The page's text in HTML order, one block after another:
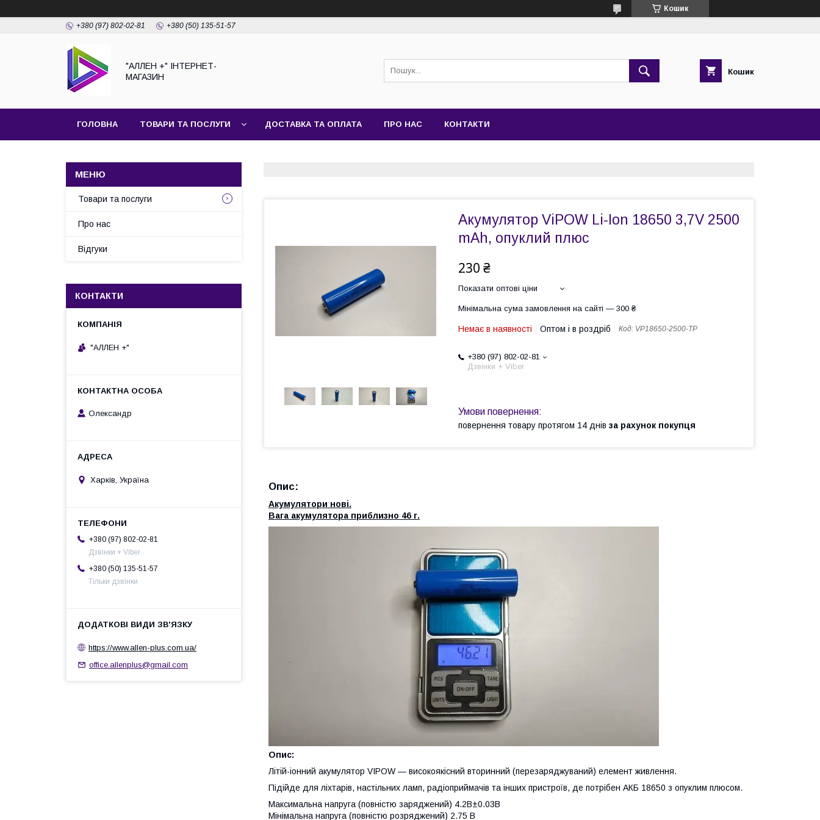
Кошик
+380 (97) 802-02-81 +380 (50) 135-51-57
"АЛЛЕН +" ІНТЕРНЕТ-
МАГАЗИН
Кошик
ГОЛОВНА ТОВАРИ ТА ПОСЛУГИ ДОСТАВКА ТА ОПЛАТА ПРО НАС КОНТАКТИ
Акумулятор ViPOW Li-Ion 18650 3,7V 2500
mAh, опуклий плюс
230 ₴
Показати оптові ціни
Мінімальна сума замовлення на сайті — 300 ₴
Немає в наявності Оптом і в роздріб Код: VP18650-2500-TP
+380 (97) 802-02-81
Дзвінки + Viber
повернення товару протягом 14 днів за рахунок покупця
Опис:
Акумулятори нові.
Вага акумулятора приблизно 46 г.
Опис:
Літій-іонний акумулятор VIPOW — високоякісний вторинний (перезаряджуваний) елемент живлення.
Підійде для ліхтарів, настільних ламп, радіоприймачів та інших пристроїв, де потрібен АКБ 18650 з опуклим плюсом.
Максимальна напруга (повністю заряджений) 4.2B±0.03В
Мінімальна напруга (повністю розряджений) 2.75 В
Товари та послуги
Про нас
Відгуки
КОНТАКТИ
"АЛЛЕН +"
Олександр
Харків, Україна
+380 (97) 802-02-81
Дзвінки + Viber
+380 (50) 135-51-57
Тільки дзвінки
https://www.allen-plus.com.ua/
office.allenplus@gmail.com